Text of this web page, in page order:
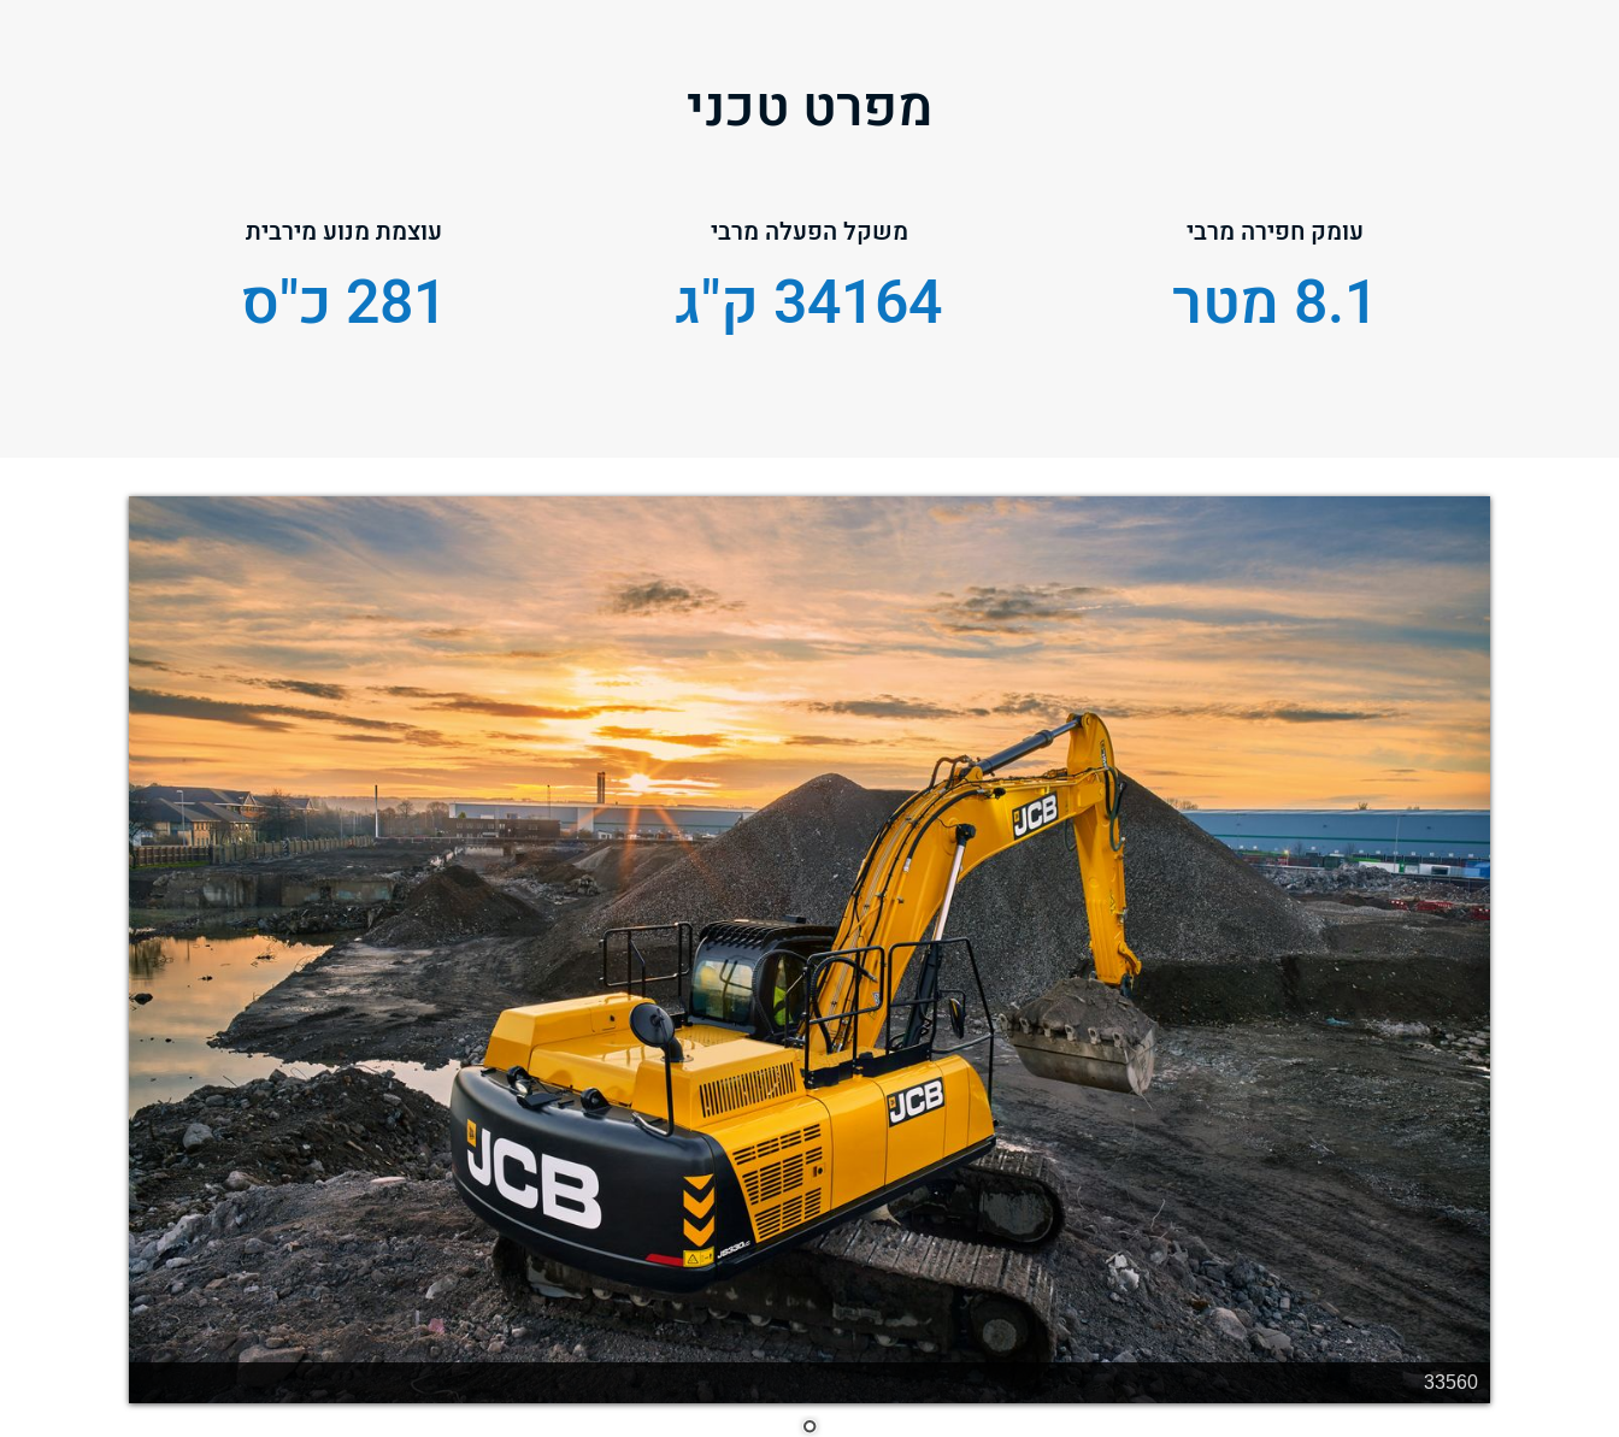
מפרט טכני
עוצמת מנוע מירבית
281 כ"ס
משקל הפעלה מרבי
34164 ק"ג
עומק חפירה מרבי
8.1 מטר
33560